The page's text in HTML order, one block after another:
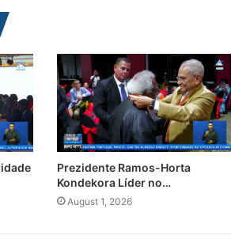
Prezidente Ramos-Horta
Kondekora Líder no…
August 1, 2026